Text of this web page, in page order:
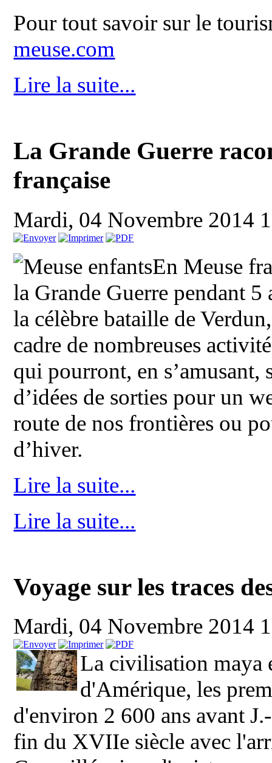
Pour tout savoir sur le
meuse.com
Lire la suite...
La Grande Guerre
française
Mardi, 04 Novembre 2014
En Meuse
la Grande Guerre pendant
la célèbre bataille de
cadre de nombreuses
qui pourront, en
d’idées de sorties pour un
route de nos frontières ou
d’hiver.
Lire la suite...
Lire la suite...
Voyage sur les traces
Mardi, 04 Novembre 2014
La civilisation maya
d'Amérique, les
d'environ 2 600 ans avant
fin du XVIIe siècle avec